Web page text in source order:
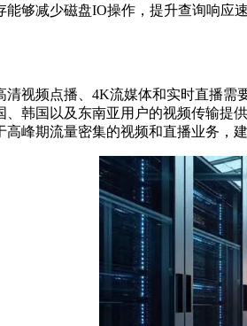
够减少磁盘IO操作，提升查询响
频点播、4K流媒体和实时直播需
韩国以及东南亚用户的视频传输
峰期流量密集的视频和直播业务，